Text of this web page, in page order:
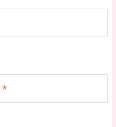
*